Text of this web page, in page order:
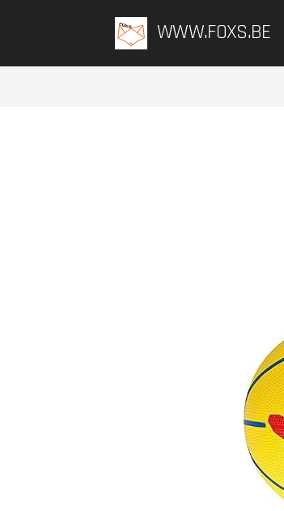
WWW.FOXS.BE